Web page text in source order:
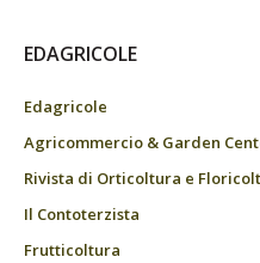
EDAGRICOLE
Edagricole
Agricommercio & Garden
Rivista di Orticoltura e
Il Contoterzista
Frutticoltura